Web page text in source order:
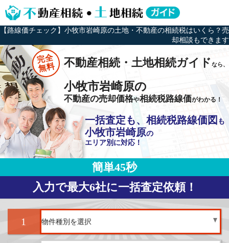
【路線価チェック】小牧市岩崎原の土地・不動産の相続税はいくら？売
却相談もできます
完全
無料 不動産相続・土地相続ガイドなら、
小牧市岩崎原の
不動産の売却価格や相続税路線価がわかる！
一括査定も、相続税路線価図 も
小牧市岩崎原の
エリア別に対応！
簡単45秒
入力で最大6社に一括査定依頼！
1